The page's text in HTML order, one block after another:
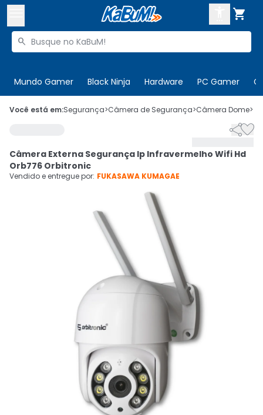

Buscar produtos

Mundo Gamer Black Ninja Hardware PC Gamer
 Olá. Acesse sua conta
 Cupons
Ativar tradutor em libras
CADASTRE-SE
Você está em:Segurança>Câmera de Segurança>Câmera Dome>

Câmera Externa Segurança Ip Infravermelho Wifi Hd
Orb776 Orbitronic
Vendido e entregue por: FUKASAWA KUMAGAE